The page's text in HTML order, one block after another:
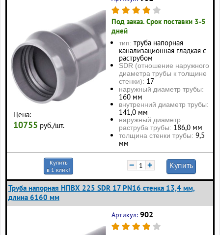
Цена:
10755 руб./шт.
Под заказ. Срок поставки 3-5
дней
тип: труба напорная
канализационная гладкая с
раструбом
SDR (отношение наружного
диаметра трубы к толщине
стенки): 17
наружный диаметр трубы:
160 мм
внутренний диаметр трубы:
141,0 мм
наружный диаметр
раструба трубы: 186,0 мм
толщина стенки трубы: 9,5
мм
Купить
в 1 клик!
− + Купить
Труба напорная НПВХ 225 SDR 17 PN16 стенка 13,4 мм,
длина 6160 мм
Артикул: 902